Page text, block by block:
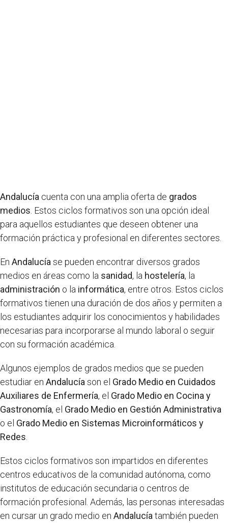
Andalucía cuenta con una amplia oferta de grados
medios . Estos ciclos formativos son una opción ideal
para aquellos estudiantes que deseen obtener una
formación práctica y profesional en diferentes sectores.
En Andalucía se pueden encontrar diversos grados
medios en áreas como la sanidad, la hostelería, la
administración o la informática, entre otros. Estos ciclos
formativos tienen una duración de dos años y permiten a
los estudiantes adquirir los conocimientos y habilidades
necesarias para incorporarse al mundo laboral o seguir
con su formación académica.
Algunos ejemplos de grados medios que se pueden
estudiar en Andalucía son el Grado Medio en Cuidados
Auxiliares de Enfermería, el Grado Medio en Cocina y
Gastronomía, el Grado Medio en Gestión Administrativa
o el Grado Medio en Sistemas Microinformáticos y
Redes
Estos ciclos formativos son impartidos en diferentes
centros educativos de la comunidad autónoma, como
institutos de educación secundaria o centros de
formación profesional. Además, las personas interesadas
en cursar un grado medio en Andalucía también pueden